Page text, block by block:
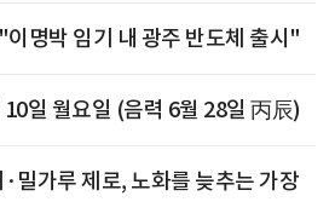
명박 임기 내 광주 반도체 출시"
일 월요일 (음력 6월 28일 丙辰)
밀가루 제로, 노화를 늦추는 가장